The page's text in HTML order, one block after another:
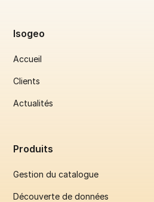
Isogeo
Accueil
Clients
Actualités
Produits
Gestion du catalogue
Découverte de données